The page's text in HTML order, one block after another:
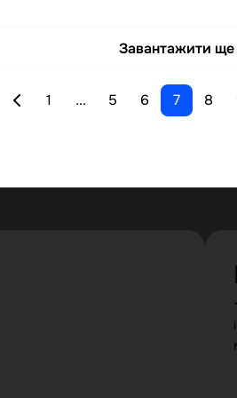
Завантажити ще
1 ... 5 6 7 8